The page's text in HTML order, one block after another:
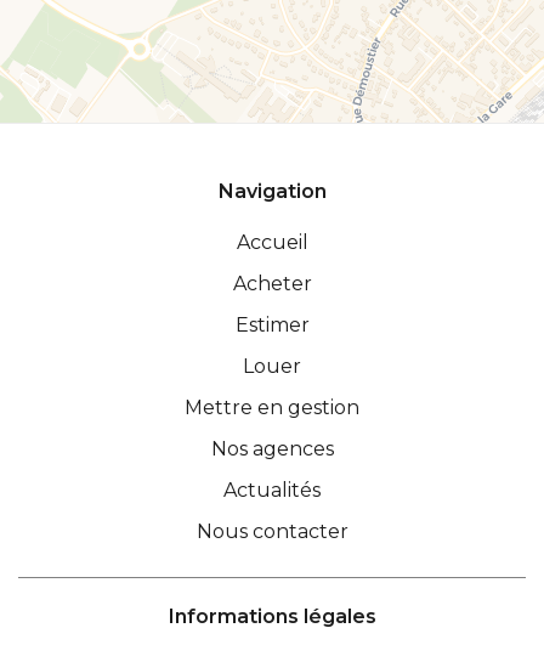
Navigation
Accueil
Acheter
Estimer
Louer
Mettre en gestion
Nos agences
Actualités
Nous contacter
Informations légales